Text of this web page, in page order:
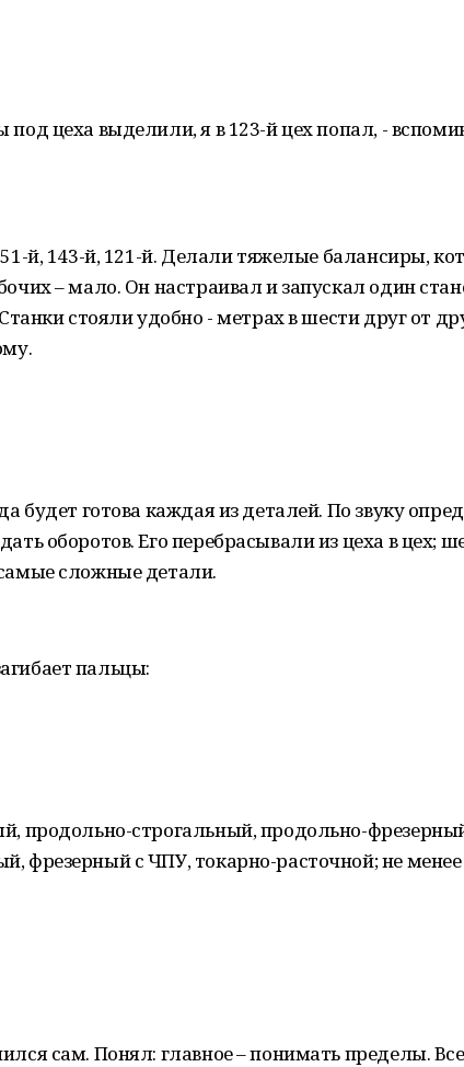
цеха выделили, я в 123-й цех попал, -
й, 143-й, 121-й. Делали тяжелые балансиры,
– мало. Он настраивал и запускал один
стояли удобно - метрах в шести друг от
будет готова каждая из деталей. По звуку
оборотов. Его перебрасывали из цеха в цех;
сложные детали.
пальцы:
продольно-строгальный, продольно-
фрезерный с ЧПУ, токарно-расточной; не менее
сам. Понял: главное – понимать пределы.